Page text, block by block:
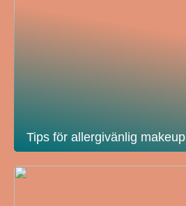
Tips för allergivänlig makeup